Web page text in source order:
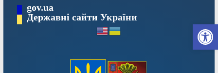
вмісту
gov.ua
Державні сайти України